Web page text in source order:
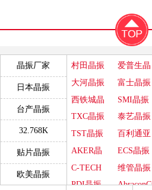
保持并持续改进我们的质量和服务。
1994年Hedi和Hans Rudolf Haas创建
1998年QuartzCom美国基金会
2000年收购日本新潟Kosho公司的股份
2001年开始生产无铅元件
2005年96 %的产品无铅且符合RoHS标准
2013 QuartzCom移交给下一代:
Hedi和Hansruedi的女儿和女婿Vera Haas和
是公司的新主人
2022东京子公司QuartzCom Japan K.K .基金会
在水晶振荡器和滤镜设计方面
提供的创新和能力反映了高频率、低成本设
其中一些关键技术包括
瓷封装、混合制造到类“S”、“高频基础”(HFF)
übernommen, die durch OCXOs und
Im Jahr 2002 übernahm Manfred Klimm die KVG
dem Namen „KVG Quartz Crystal Technology
der weltweiten Technologieführerschaft der KVG
weiterentwickelt und den Anforderungen des
Entwicklungen im Bereich der thermostatisierten
Sensitivity (LGS) – und die Ausweitung des
Oszillatoren auf TCXOs und OCXOs ebnen den
einer der High-End-Technologieführer im Bereich
Products – Quarze, Filter und Quarzoszillatoren.
Auch heute noch ist der Sitz der Firma KVG mit
Stammsitz in Neckarbischofsheim.
经验与创新
今天的KVG Quartz Crystal Technology GmbH
晶振厂家
日本晶振
台产晶振
32.768K
贴片晶振
欧美晶振
村田晶振
爱普生晶
振
大河晶振
富士晶振
西铁城晶
振
SMI晶振
TXC晶振
泰艺晶振
TST晶振
百利通亚
陶晶振
AKER晶
振
ECS晶振
C-TECH
晶振
维管晶振
PDI晶振